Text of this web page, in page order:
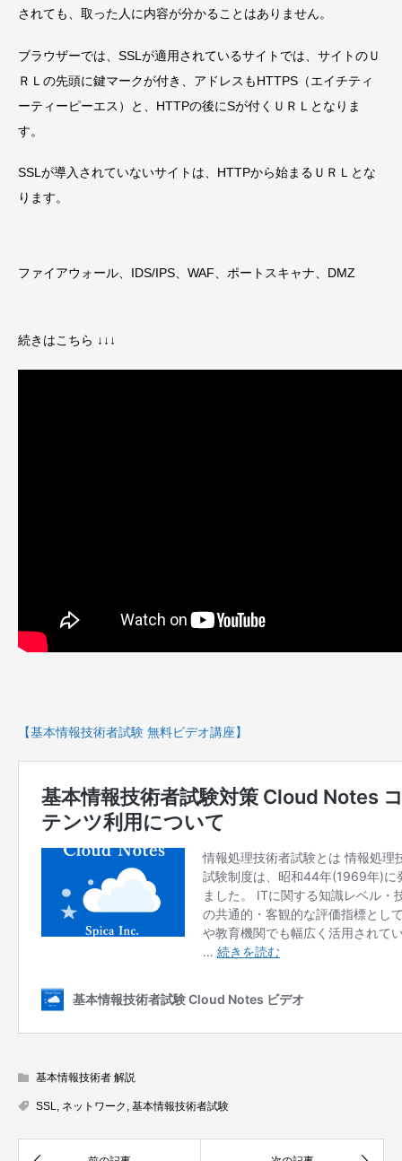
されても、取った人に内容が分かることはありません。
ブラウザーでは、SSLが適用されているサイトでは、サイトのＵ
ＲＬの先頭に鍵マークが付き、アドレスもHTTPS（エイチティ
ーティーピーエス）と、HTTPの後にSが付くＵＲＬとなりま
す。
SSLが導入されていないサイトは、HTTPから始まるＵＲＬとな
ります。
ファイアウォール、IDS/IPS、WAF、ポートスキャナ、DMZ
続きはこちら ↓↓↓
【基本情報技術者試験 無料ビデオ講座】
基本情報技術者 解説
SSL, ネットワーク , 基本情報技術者試験